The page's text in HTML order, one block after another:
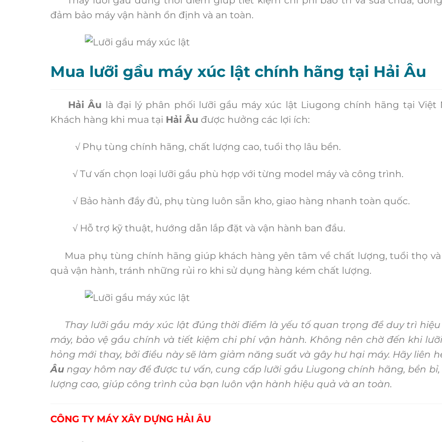
đảm bảo máy vận hành ổn định và an toàn.
Mua lưỡi gầu máy xúc lật chính hãng tại Hải Âu
Hải Âu là đại lý phân phối lưỡi gầu máy xúc lật Liugong chính hãng tại Việt
Khách hàng khi mua tại Hải Âu được hưởng các lợi ích:
√ Phụ tùng chính hãng, chất lượng cao, tuổi thọ lâu bền.
√ Tư vấn chọn loại lưỡi gầu phù hợp với từng model máy và công trình.
√ Bảo hành đầy đủ, phụ tùng luôn sẵn kho, giao hàng nhanh toàn quốc.
√ Hỗ trợ kỹ thuật, hướng dẫn lắp đặt và vận hành ban đầu.
Mua phụ tùng chính hãng giúp khách hàng yên tâm về chất lượng, tuổi thọ
quả vận hành, tránh những rủi ro khi sử dụng hàng kém chất lượng.
Thay lưỡi gầu máy xúc lật đúng thời điểm là yếu tố quan trọng để duy trì
máy, bảo vệ gầu chính và tiết kiệm chi phí vận hành. Không nên chờ đến khi
hỏng mới thay, bởi điều này sẽ làm giảm năng suất và gây hư hại máy. Hãy liên
Âu ngay hôm nay để được tư vấn, cung cấp lưỡi gầu Liugong chính hãng, bền
lượng cao, giúp công trình của bạn luôn vận hành hiệu quả và an toàn.
CÔNG TY MÁY XÂY DỰNG HẢI ÂU